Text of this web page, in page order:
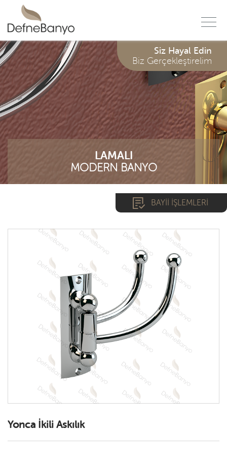
LAMALI
MODERN BANYO
Siz Hayal Edin
Biz Gerçekleştirelim
BAYİİ İŞLEMLERİ
GİRİŞ YAP
Yonca İkili Askılık